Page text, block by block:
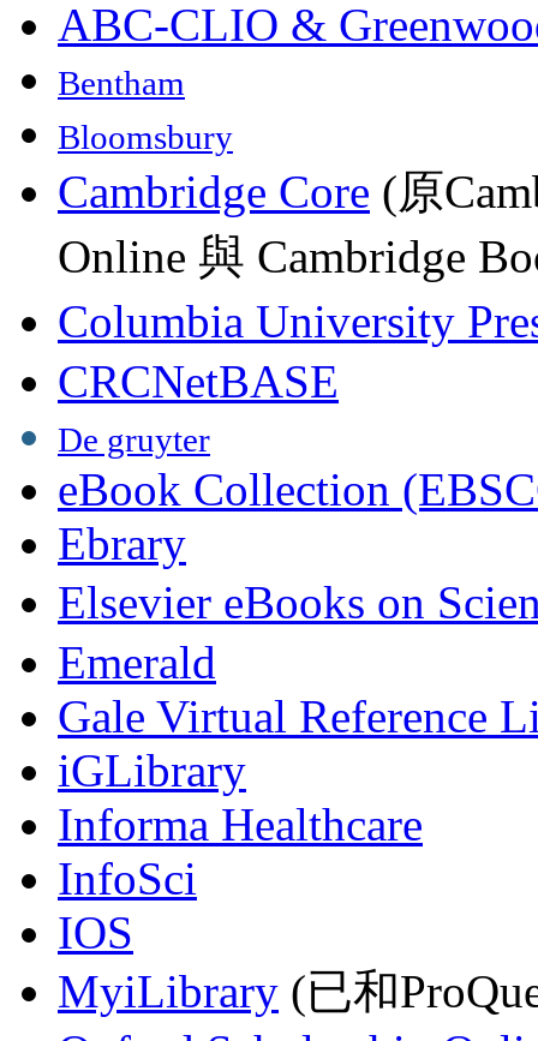
ABC-CLIO &
Bentham
Bloomsbury
Cambridge Core (原
Online 與 Cambridge
Columbia University
CRCNetBASE
De gruyter
eBook Collection
Ebrary
Elsevier eBooks on
Emerald
Gale Virtual Reference
iGLibrary
Informa Healthcare
InfoSci
IOS
MyiLibrary (已和